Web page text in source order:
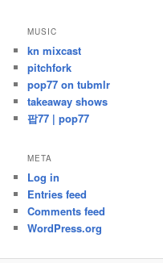
MUSIC
kn mixcast
pitchfork
pop77 on tubmlr
takeaway shows
팝77 | pop77
META
Log in
Entries feed
Comments feed
WordPress.org